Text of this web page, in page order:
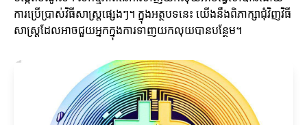
ការប្រើប្រាស់វិធីសាស្ត្រផ្សេងៗ។ ក្នុងអត្ថបទនេះ យើងនឹងពិភាក្សាជុំវិញវិធី
សាស្ត្រដែលអាចជួយអ្នកក្នុងការទាញយកលុយបានបន្ថែម។